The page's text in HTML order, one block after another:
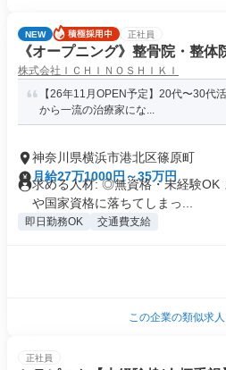
NEW 正社員
《オープニング》整骨院・整体
株式会社ＩＣＨＩＮＯＳＨＩＫＩ
【26年11月OPEN予定】20代〜30代
から一流の治療家にな...
神奈川県横浜市港北区篠原町
月給27万1000円～35万円
求める人材: ◎無資格・未経験OK
や国家資格に落ちてしまっ...
即日勤務OK 交通費支給
この企業の類似求
正社員